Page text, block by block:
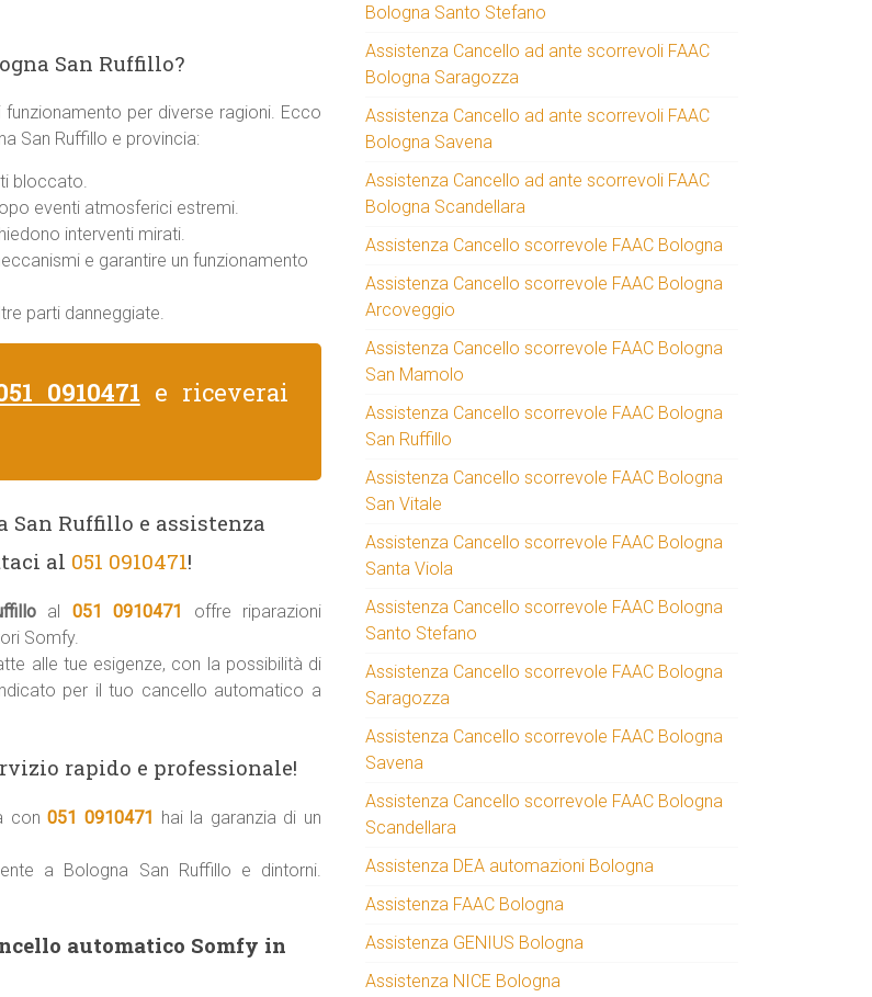
San Ruffillo?
per diverse ragioni. Ecco
San Ruffillo e provincia:
bloccato.
eventi atmosferici estremi.
interventi mirati.
e garantire un funzionamento
parti danneggiate.
0910471 e riceverai
San Ruffillo e assistenza
al 051 0910471!
al 051 0910471
offre riparazioni
Somfy.
alle tue esigenze, con la possibilità di
per il tuo cancello automatico a
rapido e professionale!
con051 0910471 hai la garanzia di un
a Bologna San Ruffillo e dintorni.
automatico Somfy in
Bologna Santo Stefano
Assistenza Cancello ad ante scorrevoli FAAC
Bologna Saragozza
Assistenza Cancello ad ante scorrevoli FAAC
Bologna Savena
Assistenza Cancello ad ante scorrevoli FAAC
Bologna Scandellara
Assistenza Cancello scorrevole FAAC Bologna
Assistenza Cancello scorrevole FAAC Bologna
Arcoveggio
Assistenza Cancello scorrevole FAAC Bologna
San Mamolo
Assistenza Cancello scorrevole FAAC Bologna
San Ruffillo
Assistenza Cancello scorrevole FAAC Bologna
San Vitale
Assistenza Cancello scorrevole FAAC Bologna
Santa Viola
Assistenza Cancello scorrevole FAAC Bologna
Santo Stefano
Assistenza Cancello scorrevole FAAC Bologna
Saragozza
Assistenza Cancello scorrevole FAAC Bologna
Savena
Assistenza Cancello scorrevole FAAC Bologna
Scandellara
Assistenza DEA automazioni Bologna
Assistenza FAAC Bologna
Assistenza GENIUS Bologna
Assistenza NICE Bologna